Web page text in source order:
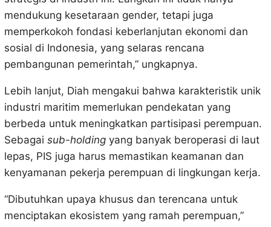
mendukung kesetaraan gender, tetapi juga
memperkokoh fondasi keberlanjutan ekonomi dan
sosial di Indonesia, yang selaras rencana
pembangunan pemerintah,” ungkapnya.
Lebih lanjut, Diah mengakui bahwa karakteristik unik
industri maritim memerlukan pendekatan yang
berbeda untuk meningkatkan partisipasi perempuan.
Sebagai sub-holdingyang banyak beroperasi di laut
lepas, PIS juga harus memastikan keamanan dan
kenyamanan pekerja perempuan di lingkungan kerja.
“Dibutuhkan upaya khusus dan terencana untuk
menciptakan ekosistem yang ramah perempuan,”